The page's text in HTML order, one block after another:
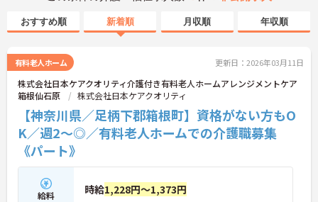
おすすめ順 新着順 月収順 年収順
有料老人ホーム 更新日：2026年03月11日
株式会社日本ケアクオリティ介護付き有料老人ホームアレンジメントケア
箱根仙石原
株式会社日本ケアクオリティ
【神奈川県／足柄下郡箱根町】資格がない方もO
K／週2～◎／有料老人ホームでの介護職募集
《パート》
給料 時給1,228円～1,373円